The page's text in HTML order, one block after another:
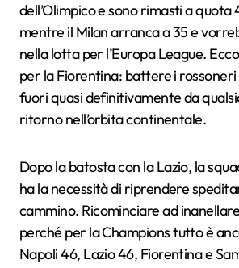
dell’Olimpico e sono rimasti a quota
mentre il Milan arranca a 35 e
nella lotta per l’Europa League.
per la Fiorentina: battere i
fuori quasi definitivamente da
ritorno nell’orbita continentale.
Dopo la batosta con la Lazio, la
ha la necessità di riprendere
cammino. Ricominciare ad
perché per la Champions tutto è
Napoli 46, Lazio 46, Fiorentina e